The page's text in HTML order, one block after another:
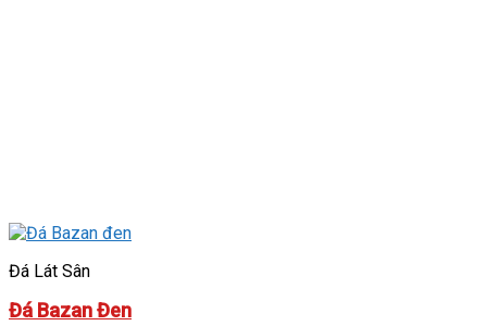
Đá Lát Sân
Đá Bazan Đen